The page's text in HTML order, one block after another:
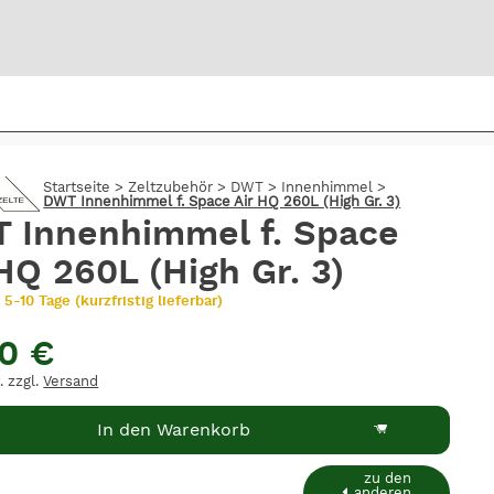
Startseite >Zeltzubehör > DWT > Innenhimmel >
DWT Innenhimmel f. Space Air HQ 260L (High Gr. 3)
Innenhimmel f. Space
260L (High Gr. 3)
10 Tage (kurzfristig lieferbar)
€
zzgl. Versand
In den Warenkorb
zu den